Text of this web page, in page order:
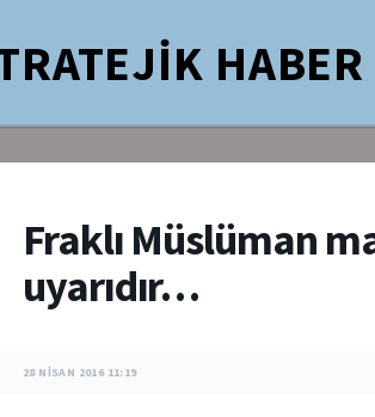
Fraklı Müslüman
uyarıdır…
28 NISAN 2016 11:19